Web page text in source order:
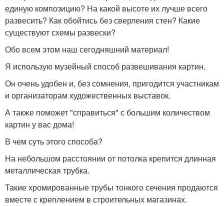
единую композицию? На какой высоте их лучше всего
развесить? Как обойтись без сверления стен? Какие
существуют схемы развески?
Обо всем этом наш сегодняшний материал!
Я использую музейный способ развешивания картин.
Он очень удобен и, без сомнения, пригодится участникам
и организаторам художественных выставок.
А также поможет "справиться" с большим количеством
картин у вас дома!
В чем суть этого способа?
На небольшом расстоянии от потолка крепится длинная
металлическая трубка.
Такие хромированные трубы тонкого сечения продаются
вместе с креплением в строительных магазинах.